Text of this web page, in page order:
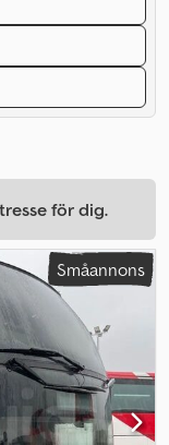
för dig.
Småannons